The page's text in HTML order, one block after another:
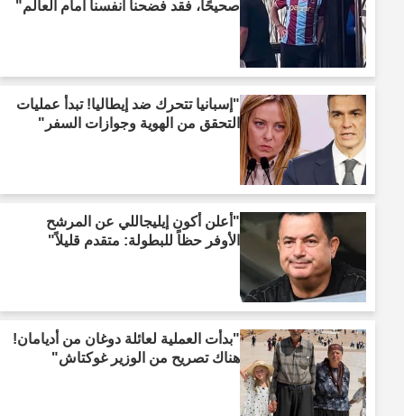
صحيحًا، فقد فضحنا أنفسنا أمام العالم"
"إسبانيا تتحرك ضد إيطاليا! تبدأ عمليات
التحقق من الهوية وجوازات السفر"
"أعلن أكون إيليجاللي عن المرشح
الأوفر حظاً للبطولة: متقدم قليلاً"
"بدأت العملية لعائلة دوغان من أديامان!
هناك تصريح من الوزير غوكتاش"